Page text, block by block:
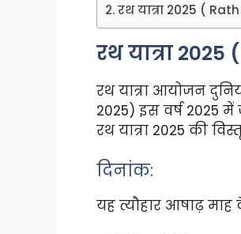
रथ यात्रा 2025 (
रथ यात्रा
रथ यात्रा आयोजन
2025) इस वर्ष 2025
रथ यात्रा 2025 की
दिनांक:
यह त्यौहार आषाढ़ माह